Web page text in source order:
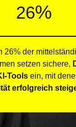
26%
26% der
setzen sichere,
Tools ein, mit
erfolgreich